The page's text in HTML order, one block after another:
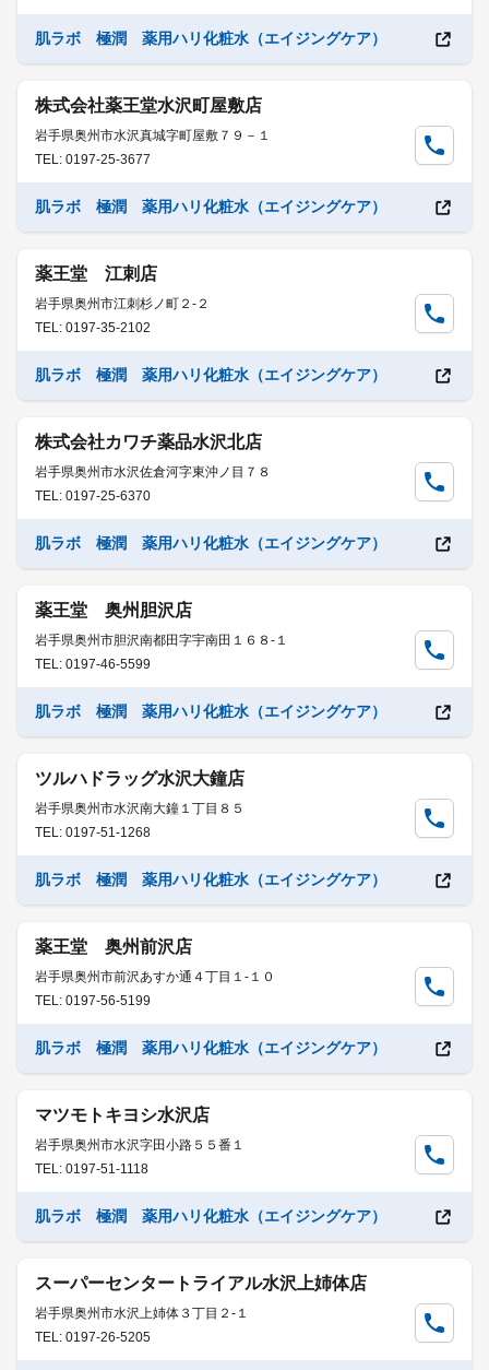
肌ラボ 極潤 薬用ハリ化粧水（エイジングケア）
株式会社薬王堂水沢町屋敷店
岩手県奥州市水沢真城字町屋敷７９－１
TEL: 0197-25-3677
肌ラボ 極潤 薬用ハリ化粧水（エイジングケア）
薬王堂 江刺店
岩手県奥州市江刺杉ノ町２-２
TEL: 0197-35-2102
肌ラボ 極潤 薬用ハリ化粧水（エイジングケア）
株式会社カワチ薬品水沢北店
岩手県奥州市水沢佐倉河字東沖ノ目７８
TEL: 0197-25-6370
肌ラボ 極潤 薬用ハリ化粧水（エイジングケア）
薬王堂 奥州胆沢店
岩手県奥州市胆沢南都田字宇南田１６８-１
TEL: 0197-46-5599
肌ラボ 極潤 薬用ハリ化粧水（エイジングケア）
ツルハドラッグ水沢大鐘店
岩手県奥州市水沢南大鐘１丁目８５
TEL: 0197-51-1268
肌ラボ 極潤 薬用ハリ化粧水（エイジングケア）
薬王堂 奥州前沢店
岩手県奥州市前沢あすか通４丁目１-１０
TEL: 0197-56-5199
肌ラボ 極潤 薬用ハリ化粧水（エイジングケア）
マツモトキヨシ水沢店
岩手県奥州市水沢字田小路５５番１
TEL: 0197-51-1118
肌ラボ 極潤 薬用ハリ化粧水（エイジングケア）
スーパーセンタートライアル水沢上姉体店
岩手県奥州市水沢上姉体３丁目２-１
TEL: 0197-26-5205